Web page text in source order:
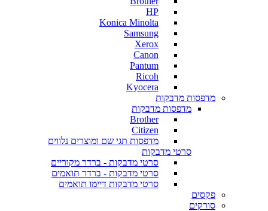
HP
Konica Minolta
Samsung
Xerox
Canon
Pantum
Ricoh
Kyocera
מדפסות מדבקות
מדפסות מדבקות
Brother
Citizen
מדפסות תגי שם ומוצרים נלווים
סרטי מדבקות
סרטי מדבקות - ברדר מקוריים
סרטי מדבקות - ברדר תואמים
סרטי מדבקות דיימו תואמים
פקסים
סורקים